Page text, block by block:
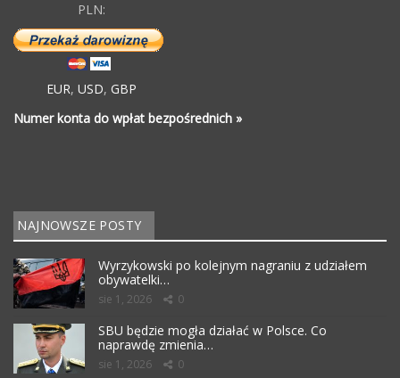
PLN:
EUR, USD, GBP
Numer konta do wpłat bezpośrednich »
NAJNOWSZE POSTY
Wyrzykowski po kolejnym nagraniu z udziałem
obywatelki…
sie 1, 2026 0
SBU będzie mogła działać w Polsce. Co
naprawdę zmienia…
sie 1, 2026 0